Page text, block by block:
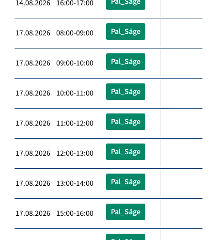
14.08.2026 16:00-17:00
17.08.2026 08:00-09:00 Pal_Säge
17.08.2026 09:00-10:00 Pal_Säge
17.08.2026 10:00-11:00 Pal_Säge
17.08.2026 11:00-12:00 Pal_Säge
17.08.2026 12:00-13:00 Pal_Säge
17.08.2026 13:00-14:00 Pal_Säge
17.08.2026 15:00-16:00 Pal_Säge